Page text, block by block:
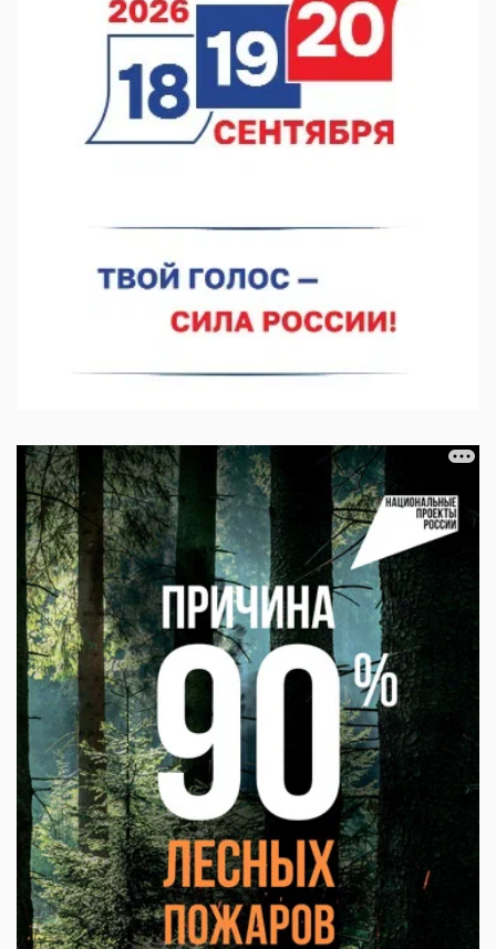
07.08.2026 12:15
В Нижнем Новгороде прошло совещание Росгвардии
07.08.2026 12:04